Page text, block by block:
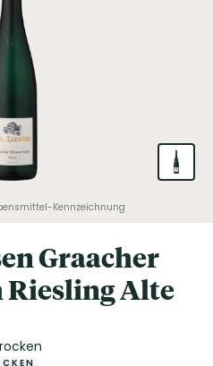
Kennzeichnung
Graacher
Alte